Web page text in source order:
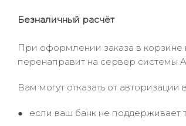
Безналичный расчёт
При оформлении заказа в корзине
перенаправит на сервер системы
Вам могут отказать от авторизации
если ваш банк не поддерживает